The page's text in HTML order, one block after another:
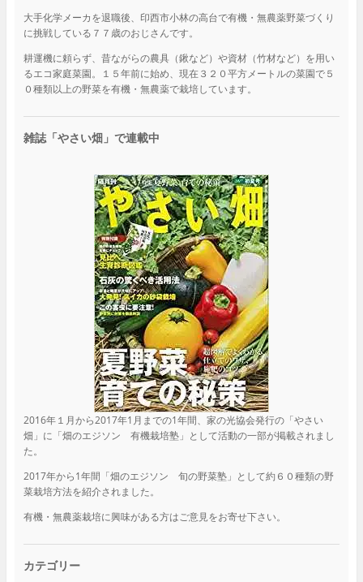
大手化学メーカを退職後、印西市小林の高台で有機・無農薬野菜づくり
に挑戦している７７歳のおじさんです。
耕運機に頼らず、昔ながらの農具（鍬など）や資材（竹材など）を用い
るエコ家庭菜園。１５年前に始め、現在３２０平方メートルの菜園で５
０種類以上の野菜を有機・無農薬で栽培しています。
雑誌「やさい畑」で連載中
2016年１月から2017年1月までの1年間、家の光協会発行の「やさい
畑」に「畑のエジソン 有機栽培塾」として活動の一部が掲載されまし
た。
2017年から1年間「畑のエジソン 旬の野菜塾」として約６０種類の野
菜栽培方法を紹介されました。
有機・無農薬栽培に興味がある方はご意見をお寄せ下さい。
カテゴリー